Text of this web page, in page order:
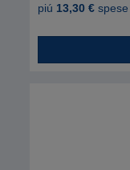
piú 13,30 €